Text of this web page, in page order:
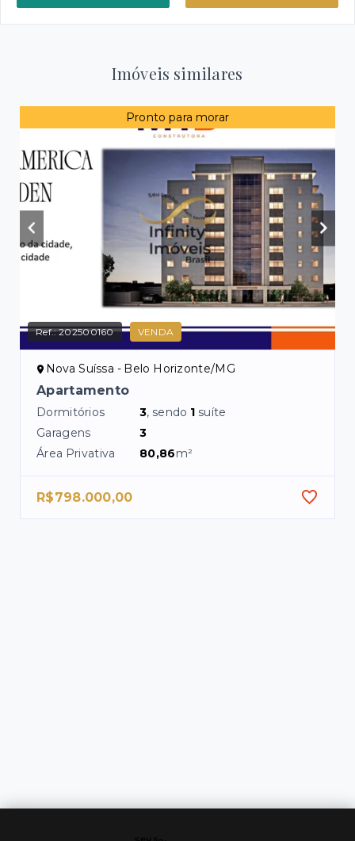
Imóveis similares
Pronto para morar
Ref.:202500160 VENDA
Nova Suíssa - Belo Horizonte/MG
Apartamento
Dormitórios 3, sendo 1 suíte
Garagens
3
Área Privativa
80,86m²
R$798.000,00